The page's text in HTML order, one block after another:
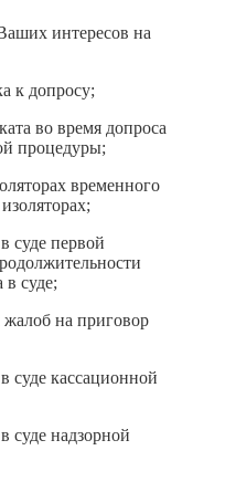
интересов на
к допросу;
во время допроса
процедуры;
временного
суде первой
в суде;
на приговор
суде кассационной
суде надзорной